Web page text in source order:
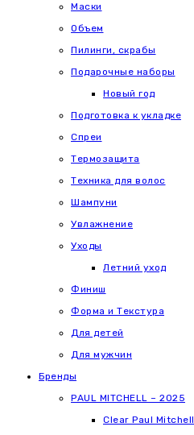
Маски
Объем
Пилинги, скрабы
Подарочные наборы
Новый год
Подготовка к укладке
Спреи
Термозащита
Техника для волос
Шампуни
Увлажнение
Уходы
Летний уход
Финиш
Форма и Текстура
Для детей
Для мужчин
Бренды
PAUL MITCHELL – 2025
Clear Paul Mitchell